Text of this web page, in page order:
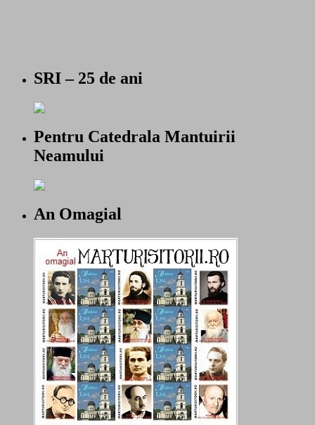
SRI – 25 de ani
Pentru Catedrala Mantuirii
Neamului
An Omagial